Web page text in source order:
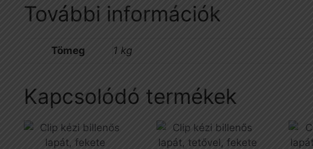
További információk
Tömeg 1 kg
Kapcsolódó termékek